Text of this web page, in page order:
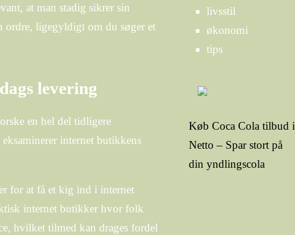
at man stadig sikrer sin
ordre, ligegyldigt om du søger et
levering
en hel del tidligere
internet butikkens
for at få et kig ind i internet
internet butikker hvor folk
hvilket tilmed kan drages fordel
livsstil
økonomi
tips
Køb Coca Cola tilbud i
Netto – Spar stort på
din yndlingscola